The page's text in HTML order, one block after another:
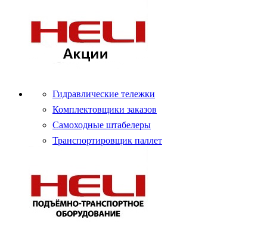
Гидравлические тележки
Комплектовщики заказов
Самоходные штабелеры
Транспортировщик паллет